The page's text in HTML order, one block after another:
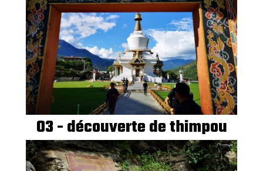
03 - découverte de thimpou